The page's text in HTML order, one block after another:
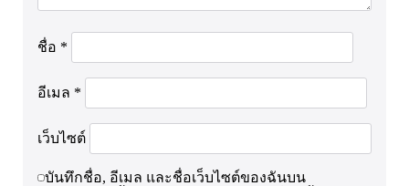
ชื่อ *
อีเมล *
เว็บไซต์
บันทึกชื่อ, อีเมล และชื่อเว็บไซต์ของฉันบน